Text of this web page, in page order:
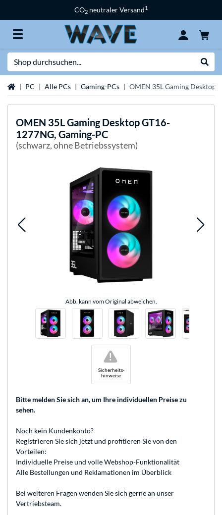
CO2 neutraler Versand1
Startseite
PC Alle PCs Gaming-PCs OMEN 35L Gaming Desktop
OMEN 35L Gaming Desktop GT16-
1277NG, Gaming-PC
(schwarz, ohne Betriebssystem)
Abb. kann vom Original abweichen.
Sicherheits-
hinweise
!
Bitte melden Sie sich an, um Ihre individuellen Preise zu
sehen.
Noch kein Kundenkonto?
Registrieren Sie sich jetzt und profitieren Sie von den
Vorteilen:
Individuelle Preise und volle Webshop-Funktionalität
Alle Bestellungen und Reklamationen im Überblick
Bei weiteren Fragen wenden Sie sich gerne an unser
Vertriebsteam.